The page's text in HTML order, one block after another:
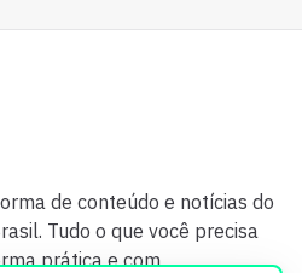
de conteúdo e notícias do
Tudo o que você precisa
prática e com